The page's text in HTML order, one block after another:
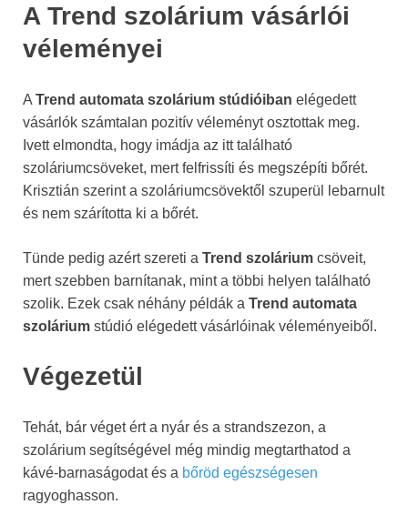
A Trend szolárium vásárlói
véleményei
A Trend automata szolárium stúdióiban elégedett
vásárlók számtalan pozitív véleményt osztottak meg.
Ivett elmondta, hogy imádja az itt található
szoláriumcsöveket, mert felfrissíti és megszépíti bőrét.
Krisztián szerint a szoláriumcsövektől szuperül lebarnult
és nem szárította ki a bőrét.
Tünde pedig azért szereti a Trend szolárium csöveit,
mert szebben barnítanak, mint a többi helyen található
szolik. Ezek csak néhány példák a Trend automata
szolárium stúdió elégedett vásárlóinak véleményeiből.
Végezetül
Tehát, bár véget ért a nyár és a strandszezon, a
szolárium segítségével még mindig megtarthatod a
kávé-barnaságodat és a bőröd egészségesen
ragyoghasson.